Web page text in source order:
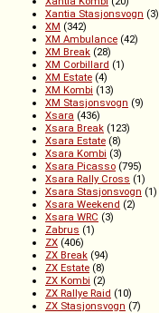
Xantia Stasjonsvogn (3)
XM (342)
XM Ambulance (42)
XM Break (28)
XM Corbillard (1)
XM Estate (4)
XM Kombi (13)
XM Stasjonsvogn (9)
Xsara (436)
Xsara Break (123)
Xsara Estate (8)
Xsara Kombi (3)
Xsara Picasso (795)
Xsara Rally Cross (1)
Xsara Stasjonsvogn (1)
Xsara Weekend (2)
Xsara WRC (3)
Zabrus (1)
ZX (406)
ZX Break (94)
ZX Estate (8)
ZX Kombi (2)
ZX Rallye Raid (10)
ZX Stasjonsvogn (7)